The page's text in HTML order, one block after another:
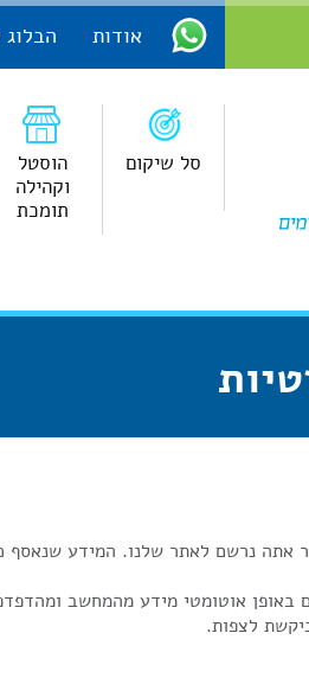
אודות הבלוג
סל שיקום
הוסטל
וקהילה
תומכת
אתה נרשם לאתר שלנו. המידע שנאסף
לצפות.